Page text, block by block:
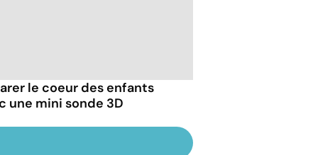
le coeur des enfants
une mini sonde 3D